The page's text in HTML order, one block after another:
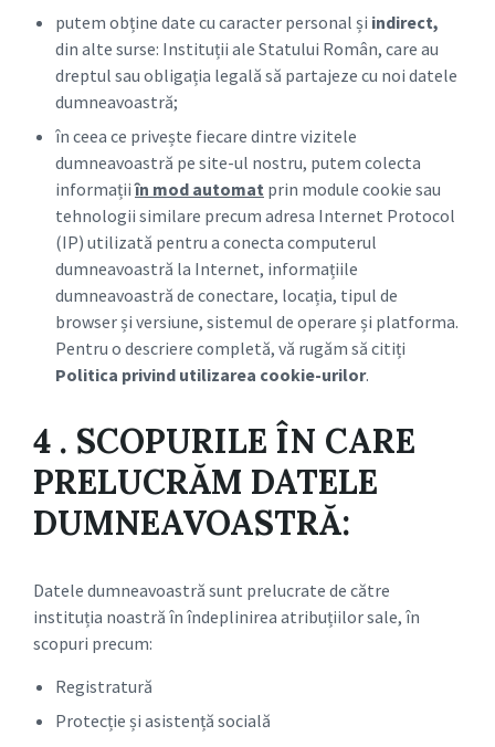
putem obține date cu caracter personal și indirect,
din alte surse: Instituții ale Statului Român, care au
dreptul sau obligația legală să partajeze cu noi datele
dumneavoastră;
în ceea ce privește fiecare dintre vizitele
dumneavoastră pe site-ul nostru, putem colecta
informațiiîn mod automat prin module cookie sau
tehnologii similare precum adresa Internet Protocol
(IP) utilizată pentru a conecta computerul
dumneavoastră la Internet, informațiile
dumneavoastră de conectare, locația, tipul de
browser și versiune, sistemul de operare și platforma.
Pentru o descriere completă, vă rugăm să citiți
Politica privind utilizarea cookie-urilor.
4 . SCOPURILE ÎN CARE
PRELUCRĂM DATELE
DUMNEAVOASTRĂ:
Datele dumneavoastră sunt prelucrate de către
instituția noastră în îndeplinirea atribuțiilor sale, în
scopuri precum:
Registratură
Protecție și asistență socială